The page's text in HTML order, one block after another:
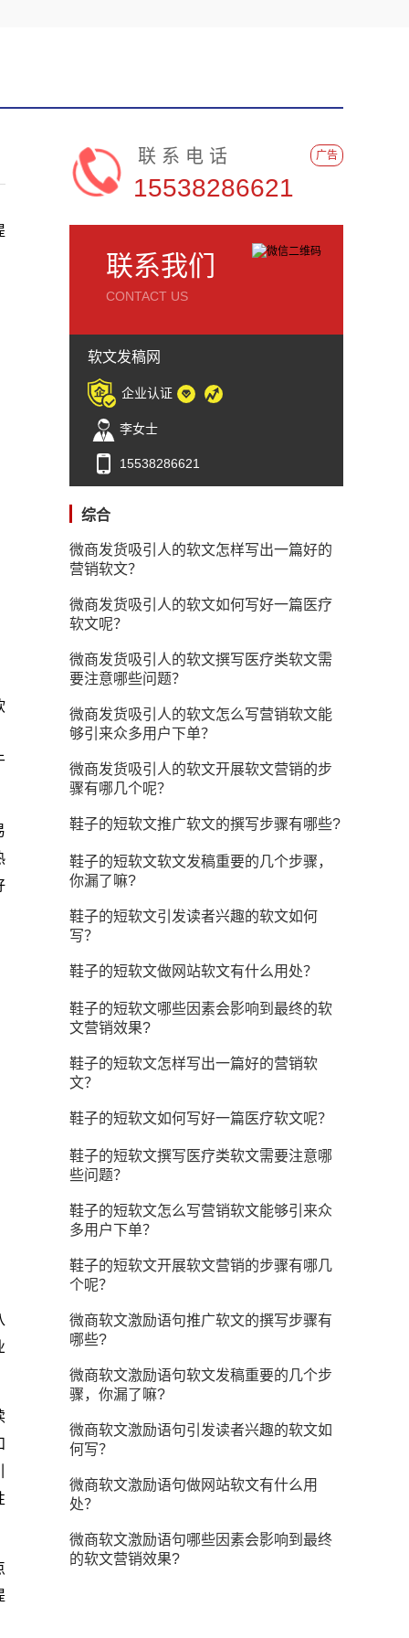
联系电话
15538286621
广告
联系我们
CONTACT US
软文发稿网
企业认证
李女士
15538286621
综合
微商发货吸引人的软文怎样写出一篇好的
营销软文？
微商发货吸引人的软文如何写好一篇医疗
软文呢？
微商发货吸引人的软文撰写医疗类软文需
要注意哪些问题？
微商发货吸引人的软文怎么写营销软文能
够引来众多用户下单？
微商发货吸引人的软文开展软文营销的步
骤有哪几个呢？
鞋子的短软文推广软文的撰写步骤有哪些?
鞋子的短软文软文发稿重要的几个步骤，
你漏了嘛?
鞋子的短软文引发读者兴趣的软文如何
写？
鞋子的短软文做网站软文有什么用处？
鞋子的短软文哪些因素会影响到最终的软
文营销效果?
鞋子的短软文怎样写出一篇好的营销软
文？
鞋子的短软文如何写好一篇医疗软文呢？
鞋子的短软文撰写医疗类软文需要注意哪
些问题？
鞋子的短软文怎么写营销软文能够引来众
多用户下单？
鞋子的短软文开展软文营销的步骤有哪几
个呢？
微商软文激励语句推广软文的撰写步骤有
哪些?
微商软文激励语句软文发稿重要的几个步
骤，你漏了嘛?
微商软文激励语句引发读者兴趣的软文如
何写？
微商软文激励语句做网站软文有什么用
处？
微商软文激励语句哪些因素会影响到最终
的软文营销效果?